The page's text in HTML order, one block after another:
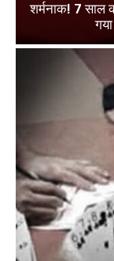
शर्मनाक! 7 साल